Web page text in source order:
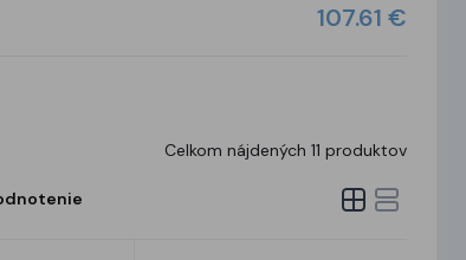
107.61 €
Celkom nájdených 11 produktov